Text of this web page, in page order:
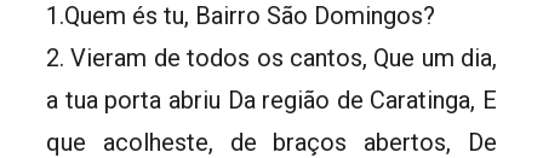
1.Quem és tu, Bairro São Domingos?
2. Vieram de todos os cantos, Que um dia,
a tua porta abriu Da região de Caratinga, E
que acolheste, de braços abertos, De